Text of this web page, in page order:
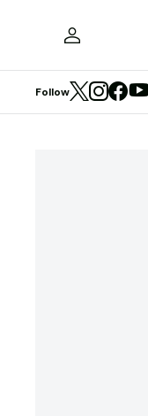
Follow